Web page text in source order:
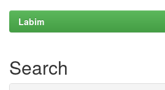
Labim
Search